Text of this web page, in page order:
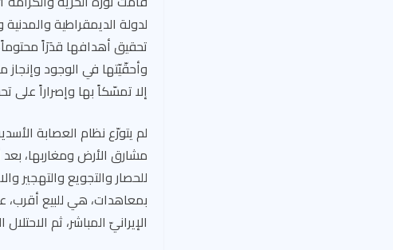
لدولة الديمقراطية
تحقيق أهدافها قدَرَاً
وأحقّيّتها في الوجود
إلا تمسّكاً بها وإصراراً على
لم يتورّع نظام العصابة
مشارق الأرض ومغاربها،
للحصار والتجويع والتهجير
بمعاهدات، هي للبيع أقرب،
الإيرانيّ المباشر، ثم